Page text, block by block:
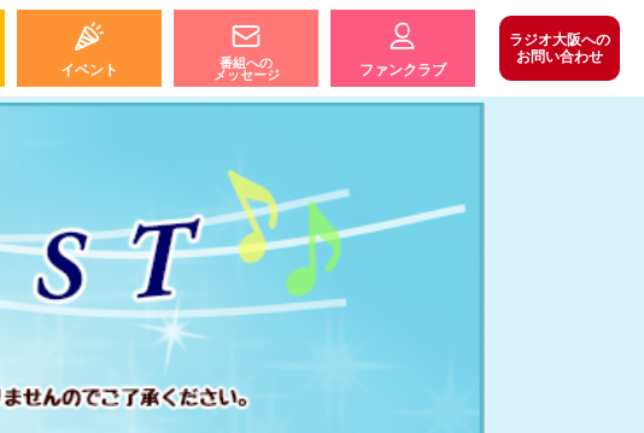
イベント
番組への
メッセージ
ファンクラブ
ラジオ大阪への
お問い合わせ